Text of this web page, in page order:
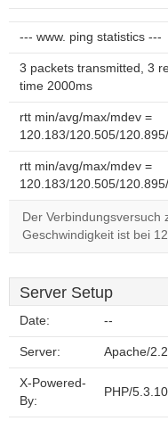
--- www. ping statistics ---
3 packets transmitted, 3
time 2000ms
rtt min/avg/max/mdev =
120.183/120.505/
rtt min/avg/max/mdev =
120.183/120.505/
Der Verbindungsversuch
Geschwindigkeit ist bei
Server Setup
Date: --
Server: Apache/
X-Powered-
By:
PHP/5.3.10